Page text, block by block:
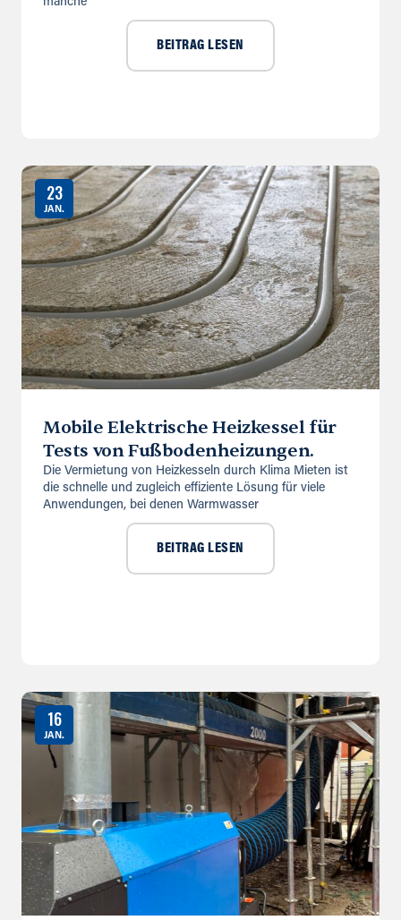
BEITRAG LESEN
23
JAN.
Mobile Elektrische Heizkessel für
Tests von Fußbodenheizungen.
Die Vermietung von Heizkesseln durch Klima Mieten ist
die schnelle und zugleich effiziente Lösung für viele
Anwendungen, bei denen Warmwasser
BEITRAG LESEN
16
JAN.